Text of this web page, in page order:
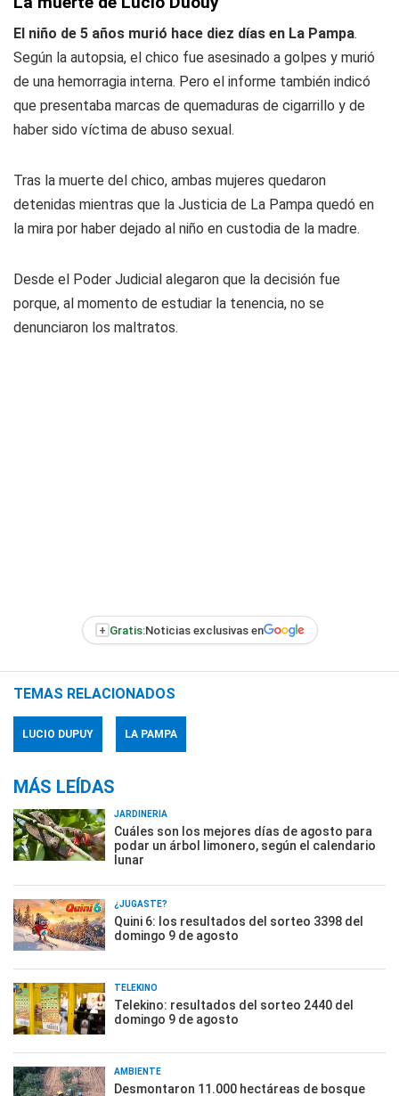
El niño de 5 años murió hace diez días en La Pampa.
Según la autopsia, el chico fue asesinado a golpes y murió
de una hemorragia interna. Pero el informe también indicó
que presentaba marcas de quemaduras de cigarrillo y de
haber sido víctima de abuso sexual.
Tras la muerte del chico, ambas mujeres quedaron
detenidas mientras que la Justicia de La Pampa quedó en
la mira por haber dejado al niño en custodia de la madre.
Desde el Poder Judicial alegaron que la decisión fue
porque, al momento de estudiar la tenencia, no se
denunciaron los maltratos.
+ Gratis:Noticias exclusivas en
TEMAS RELACIONADOS
LUCIO DUPUY LA PAMPA
MÁS LEÍDAS
JARDINERÍA
Cuáles son los mejores días de agosto para
podar un árbol limonero, según el calendario
lunar
¿JUGASTE?
Quini 6: los resultados del sorteo 3398 del
domingo 9 de agosto
TELEKINO
Telekino: resultados del sorteo 2440 del
domingo 9 de agosto
AMBIENTE
Desmontaron 11.000 hectáreas de bosque